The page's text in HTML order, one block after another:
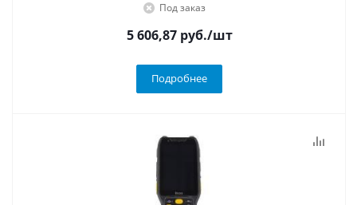
Под заказ
5 606,87руб./шт
Подробнее